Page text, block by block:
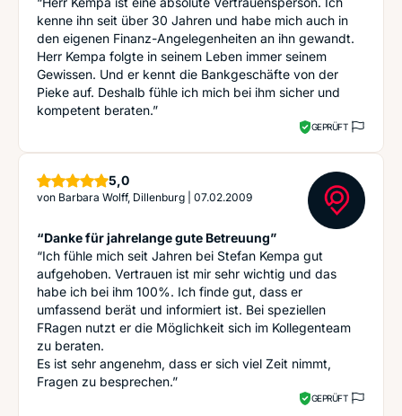
kenne ihn seit über 30 Jahren und habe mich auch in
den eigenen Finanz-Angelegenheiten an ihn gewandt.
Herr Kempa folgte in seinem Leben immer seinem
Gewissen. Und er kennt die Bankgeschäfte von der
Pieke auf. Deshalb fühle ich mich bei ihm sicher und
kompetent beraten.”
GEPRÜFT
5,0Sterne
von Barbara Wolff, Dillenburg 07.02.2009
“Danke für jahrelange gute Betreuung”
“Ich fühle mich seit Jahren bei Stefan Kempa gut
aufgehoben. Vertrauen ist mir sehr wichtig und das
habe ich bei ihm 100%. Ich finde gut, dass er
umfassend berät und informiert ist. Bei speziellen
FRagen nutzt er die Möglichkeit sich im Kollegenteam
zu beraten.
Es ist sehr angenehm, dass er sich viel Zeit nimmt,
Fragen zu besprechen.”
GEPRÜFT